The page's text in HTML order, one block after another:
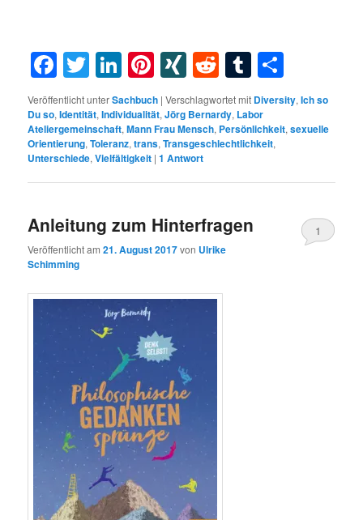
Facebook
Twitter
LinkedIn
Pinterest
XINGRedditTumblr
Veröffentlicht unterSachbuch |Verschlagwortet mit Diversity,Ich so
Du so,Identität,Individualität,Jörg Bernardy, Labor
Ateliergemeinschaft,Mann Frau Mensch, Persönlichkeit,sexuelle
Orientierung,Toleranz,trans,Transgeschlechtlichkeit,
Unterschiede,Vielfältigkeit |1 Antwort
Anleitung zum Hinterfragen
Veröffentlicht am21. August 2017von Ulrike
Schimming
1